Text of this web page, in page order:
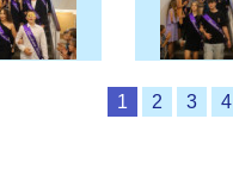
1 2 3 4